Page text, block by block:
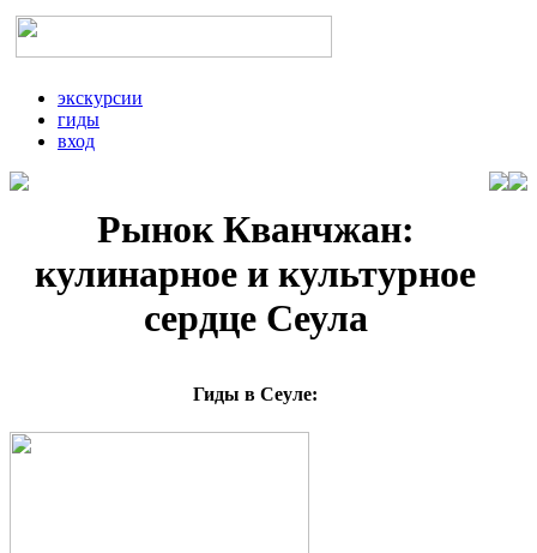
экскурсии
гиды
вход
Рынок Кванчжан:
кулинарное и культурное
сердце Сеула
Гиды в Сеуле: